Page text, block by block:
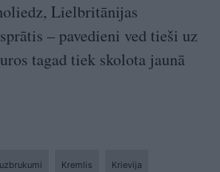
Lielbritānijas
– pavedieni ved tieši uz
tagad tiek skolota jaunā
Kremlis Krievija